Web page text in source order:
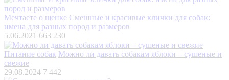
Мечтаете о щенке Смешные и красивые клички для собак:
имена для разных пород и размеров
5.06.2021 663 230
Питание собак Можно ли давать собакам яблоки – сушеные и
свежие
29.08.2024 7 442